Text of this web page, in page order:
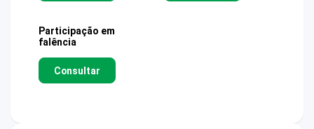
Participação em
falência
Consultar